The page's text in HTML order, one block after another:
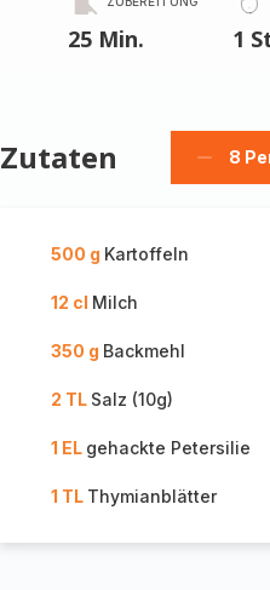
25 Min. 1
Zutaten 8
500 g Kartoffeln
12 cl Milch
350 g Backmehl
2 TL Salz (10g)
1 EL gehackte Petersilie
1 TL Thymianblätter